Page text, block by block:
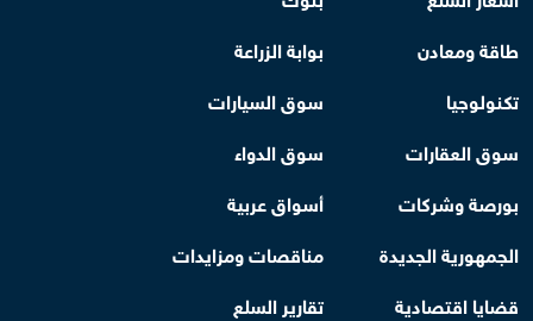
طاقة ومعادن
بوابة الزراعة
تكنولوجيا
سوق السيارات
سوق العقارات
سوق الدواء
بورصة وشركات
أسواق عربية
الجمهورية الجديدة
مناقصات ومزايدات
قضايا اقتصادية
تقارير السلع